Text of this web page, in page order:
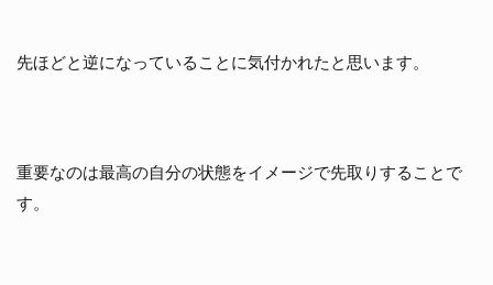
先ほどと逆になっていることに気付かれたと思います。
重要なのは最高の自分の状態をイメージで先取りすることで
す。